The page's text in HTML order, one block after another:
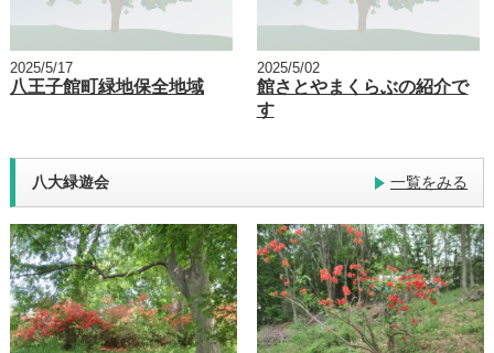
2025/5/17
八王子館町緑地保全地域
2025/5/02
館さとやまくらぶの紹介で
す
八大緑遊会 一覧をみる